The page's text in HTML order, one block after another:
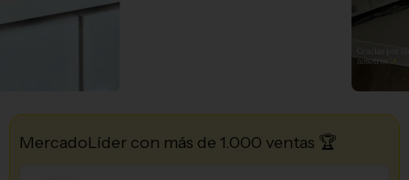
MercadoLíder con más de 1.000 ventas 🏆